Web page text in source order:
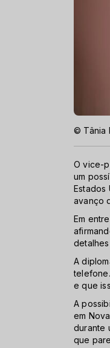
© Tânia
O vice-
um
Estados
avanço
Em
A
e que
A
em
durante
que